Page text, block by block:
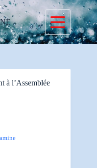
à l’Assemblée